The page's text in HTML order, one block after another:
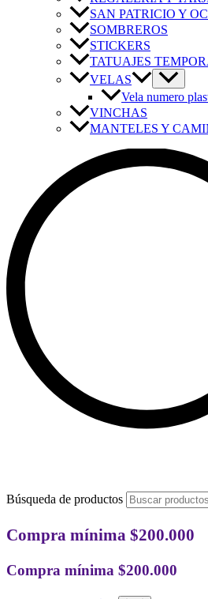
SAN PATRICIO Y
SOMBREROS
STICKERS
TATUAJES
VELAS
Vela numero
VINCHAS
MANTELES Y
Búsqueda de productos
Compra mínima $200.000
Compra mínima $200.000